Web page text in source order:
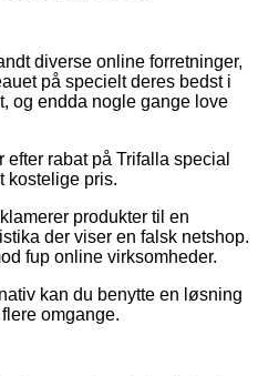
diverse online forretninger,
på specielt deres bedst i
og endda nogle gange love
rabat på Trifalla special
kostelige pris.
produkter til en
der viser en falsk netshop.
fup online virksomheder.
kan du benytte en løsning
omgange.